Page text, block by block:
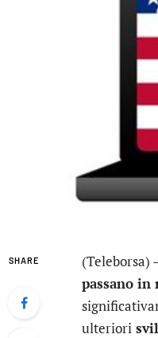
SHARE (Teleborsa)
passano in
ulteriori